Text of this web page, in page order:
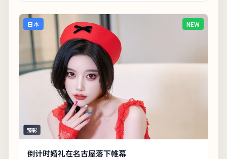
日本 NEW
臻彩
倒计时婚礼在名古屋落下帷幕